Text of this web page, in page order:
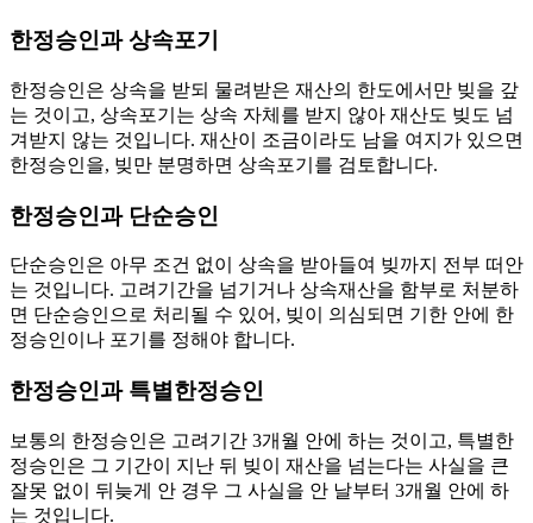
한정승인과 상속포기
한정승인은 상속을 받되 물려받은 재산의 한도에서만 빚을 갚
는 것이고, 상속포기는 상속 자체를 받지 않아 재산도 빚도 넘
겨받지 않는 것입니다. 재산이 조금이라도 남을 여지가 있으면
한정승인을, 빚만 분명하면 상속포기를 검토합니다.
한정승인과 단순승인
단순승인은 아무 조건 없이 상속을 받아들여 빚까지 전부 떠안
는 것입니다. 고려기간을 넘기거나 상속재산을 함부로 처분하
면 단순승인으로 처리될 수 있어, 빚이 의심되면 기한 안에 한
정승인이나 포기를 정해야 합니다.
한정승인과 특별한정승인
보통의 한정승인은 고려기간 3개월 안에 하는 것이고, 특별한
정승인은 그 기간이 지난 뒤 빚이 재산을 넘는다는 사실을 큰
잘못 없이 뒤늦게 안 경우 그 사실을 안 날부터 3개월 안에 하
는 것입니다.